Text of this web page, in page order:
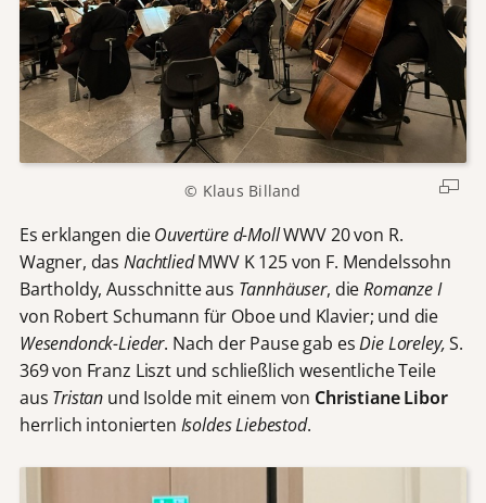
© Klaus Billand
Es erklangen dieOuvertüre d-MollWWV 20 von R.
Wagner, das NachtliedMWV K 125 von F. Mendelssohn
Bartholdy, Ausschnitte aus Tannhäuser, dieRomanze I
von Robert Schumann für Oboe und Klavier; und die
Wesendonck-Lieder. Nach der Pause gab esDie Loreley,S.
369 von Franz Liszt und schließlich wesentliche Teile
aus Tristan und Isolde mit einem von Christiane Libor
herrlich intonierten Isoldes Liebestod.